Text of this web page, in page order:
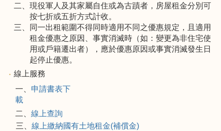
二、現役軍人及其家屬自住或為古蹟者，房屋租金分別可
按七折或五折方式計收。
三、同一出租範圍不得同時適用不同之優惠規定，且適用
租金優惠之原因、事實消滅時（如：變更為非住宅使
用或戶籍遷出者），應於優惠原因或事實消滅發生日
起停止優惠。
線上服務
一、 申請書表下
載
二、 線上查詢
三、 線上繳納國有土地租金(補償金)